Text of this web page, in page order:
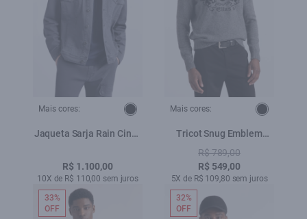
Mais cores:
Jaqueta Sarja Rain Cinza
R$ 1.100,00
10X de R$ 110,00 sem juros
Mais cores:
Tricot Snug Emblem
Sweater Cinza Medio
R$ 789,00
R$ 549,00
5X de R$ 109,80 sem juros
33%
OFF
32%
OFF